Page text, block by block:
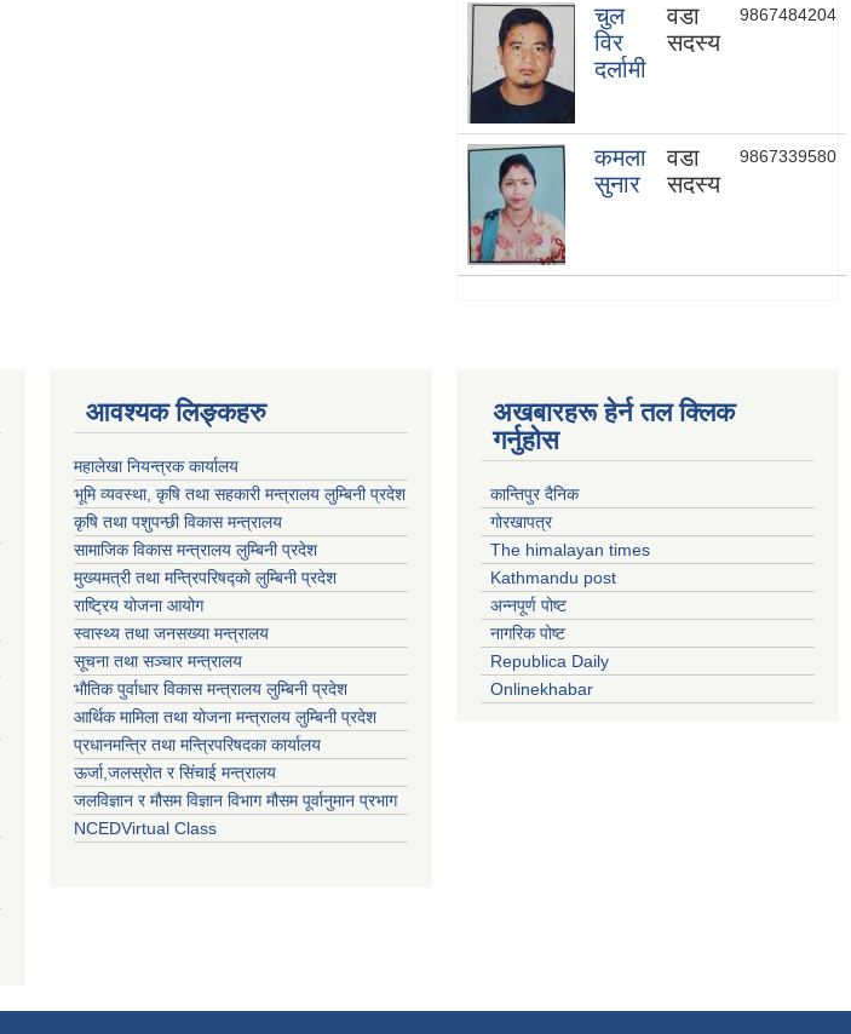
चुल
विर
दर्लामी
वडा
सदस्य
9867484204
कमला
सुनार
वडा
सदस्य
9867339580
आवश्यक लिङ्कहरु
महालेखा नियन्त्रक कार्यालय
भूमि व्यवस्था, कृषि तथा सहकारी मन्त्रालय लुम्बिनी प्रदेश
कृषि तथा पशुपन्छी विकास मन्त्रालय
सामाजिक विकास मन्त्रालय लुम्बिनी प्रदेश
मुख्यमत्री तथा मन्त्रिपरिषद्काे लुम्बिनी प्रदेश
राष्ट्रिय योजना आयोग
स्वास्थ्य तथा जनसख्या मन्त्रालय
सूचना तथा सञ्चार मन्त्रालय
भाैतिक पुर्वाधार विकास मन्त्रालय लुम्बिनी प्रदेश
आर्थिक मामिला तथा योजना मन्त्रालय लुम्बिनी प्रदेश
प्रधानमन्त्रि तथा मन्त्रिपरिषदका कार्यालय
ऊर्जा,जलस्रोत र सिंचाई मन्त्रालय
जलविज्ञान र मौसम विज्ञान विभाग मौसम पूर्वानुमान प्रभाग
NCEDVirtual Class
अखबारहरू हेर्न तल क्लिक
गर्नुहोस
कान्तिपुर दैनिक
गोरखापत्र
The himalayan times
Kathmandu post
अन्नपूर्ण पोष्ट
नागरिक पोष्ट
Republica Daily
Onlinekhabar